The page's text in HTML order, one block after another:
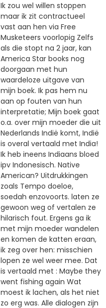
Ik zou wel willen stoppen
maar ik zit contractueel
vast aan hen via Free
Musketeers voorlopig Zelfs
als die stopt na 2 jaar, kan
America Star books nog
doorgaan met hun
waardeloze uitgave van
mijn boek. Ik pas hem nu
aan op fouten van hun
interpretatie; Mijn boek gaat
o.a. over mijn moeder die uit
Nederlands Indië komt, Indië
is overal vertaald met India!
Ik heb ineens Indiaans bloed
ipv Indonesisch. Native
American? Uitdrukkingen
zoals Tempo doeloe,
soedah enzovoorts. laten ze
gewoon weg of vertalen ze
hilarisch fout. Ergens ga ik
met mijn moeder wandelen
en komen de katten eraan,
ik zeg over hen: misschien
lopen ze wel weer mee. Dat
is vertaald met : Maybe they
went fishing again Wat
moest ik lachen, als het niet
zo erg was. Alle dialogen zijn